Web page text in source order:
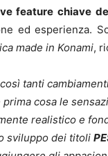
feature chiave
ed esperienza.
made in Konami,
tanti
prima cosa le
realistico e
sviluppo dei titoli